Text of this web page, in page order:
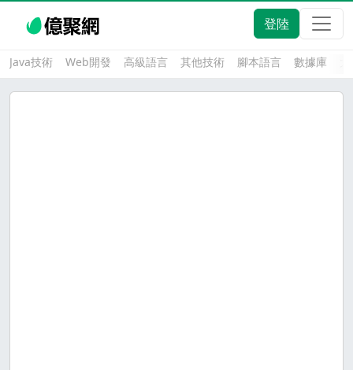
登陸
Java技術 Web開發 高級語言 其他技術 腳本語言 數據庫